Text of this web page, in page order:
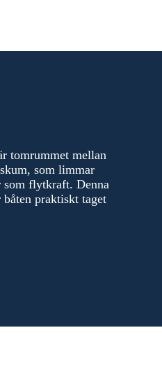
tomrummet mellan
som limmar
som flytkraft. Denna
praktiskt taget